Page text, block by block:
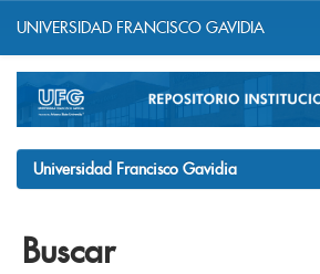
navigation
UNIVERSIDAD FRANCISCO GAVIDIA
Universidad Francisco Gavidia
Buscar